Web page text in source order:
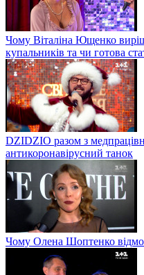
Чому Віталіна Ющенко
купальників та чи готова
DZIDZIO разом з
антикоронавірусний танок
Чому Олена Шоптенко